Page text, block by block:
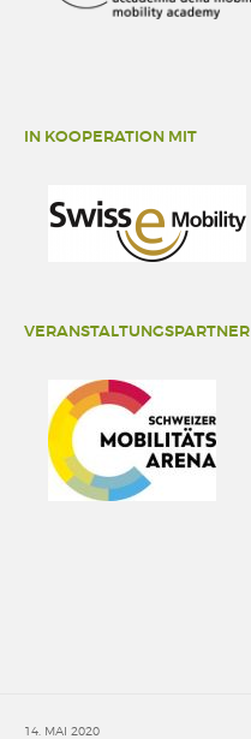
IN KOOPERATION MIT
VERANSTALTUNGSPARTNER
14. MAI 2020